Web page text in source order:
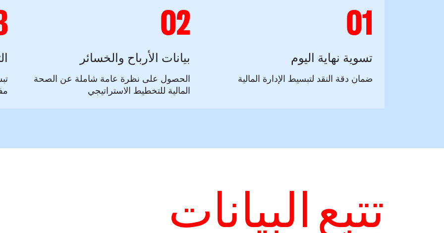
01
تسوية نهاية اليوم
ضمان دقة النقد لتبسيط الإدارة المالية
02
بيانات الأرباح والخسائر
الحصول على نظرة عامة شاملة عن الصحة
المالية للتخطيط الاستراتيجي
تتبع البيانات